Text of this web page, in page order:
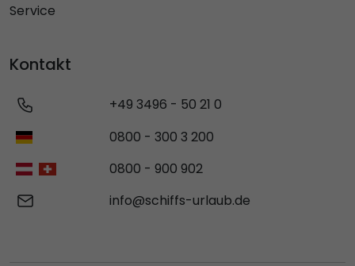
Service
Kontakt
+49 3496 - 50 21 0
0800 - 300 3 200
0800 - 900 902
info@schiffs-urlaub.de